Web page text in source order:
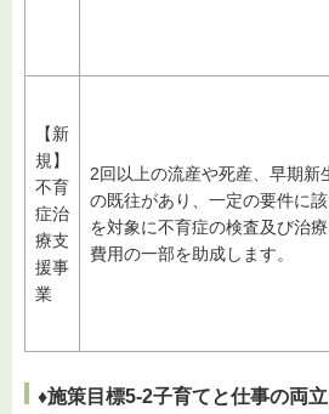
【新
規】
不育
症治
療支
援事
業
2回以上の流産や死産、早期新
の既往があり、一定の要件に
を対象に不育症の検査及び治
費用の一部を助成します。
♦施策目標5-2子育てと仕事の両